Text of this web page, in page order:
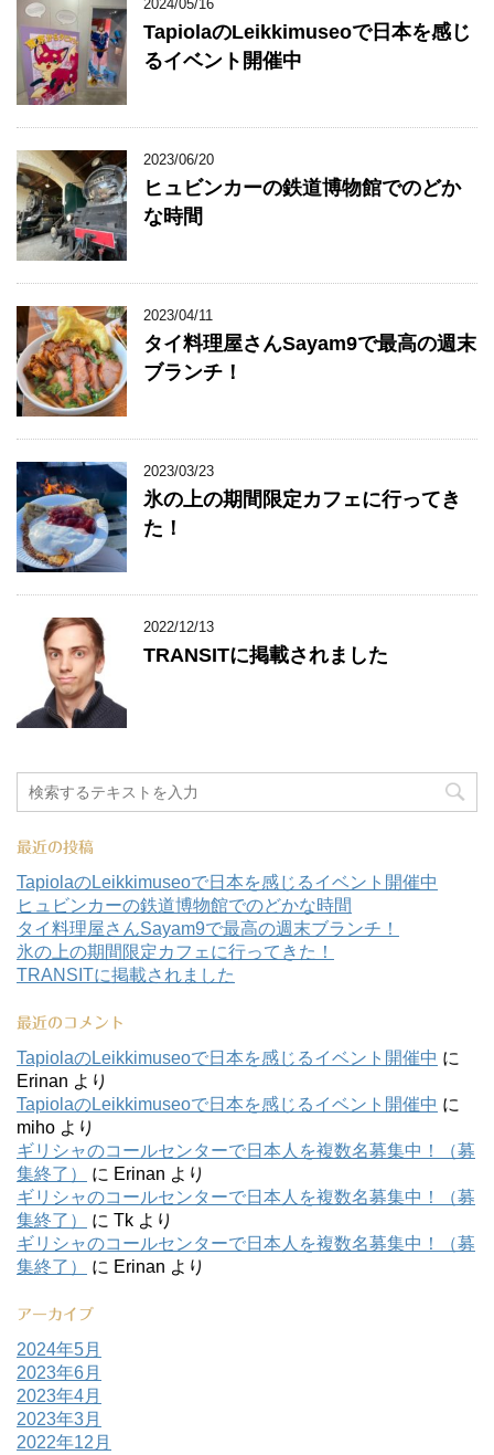
2024/05/16
TapiolaのLeikkimuseoで日本を感じ
るイベント開催中
2023/06/20
ヒュビンカーの鉄道博物館でのどか
な時間
2023/04/11
タイ料理屋さんSayam9で最高の週末
ブランチ！
2023/03/23
氷の上の期間限定カフェに行ってき
た！
2022/12/13
TRANSITに掲載されました
最近の投稿
TapiolaのLeikkimuseoで日本を感じるイベント開催中
ヒュビンカーの鉄道博物館でのどかな時間
タイ料理屋さんSayam9で最高の週末ブランチ！
氷の上の期間限定カフェに行ってきた！
TRANSITに掲載されました
最近のコメント
TapiolaのLeikkimuseoで日本を感じるイベント開催中 に
Erinan より
TapiolaのLeikkimuseoで日本を感じるイベント開催中 に
miho より
ギリシャのコールセンターで日本人を複数名募集中！（募
集終了）
に Erinan より
ギリシャのコールセンターで日本人を複数名募集中！（募
集終了）
に Tk より
ギリシャのコールセンターで日本人を複数名募集中！（募
集終了）
に Erinan より
アーカイブ
2024年5月
2023年6月
2023年4月
2023年3月
2022年12月